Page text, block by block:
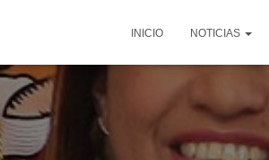
INICIO NOTICIAS